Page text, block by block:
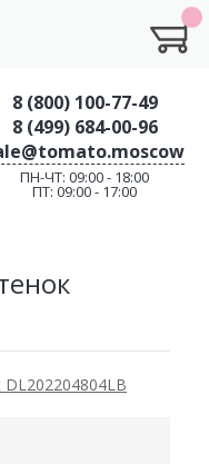
8 (800) 100-77-49
8 (499) 684-00-96
ПН-ЧТ: 09:00 - 18:00
ПТ: 09:00 - 17:00